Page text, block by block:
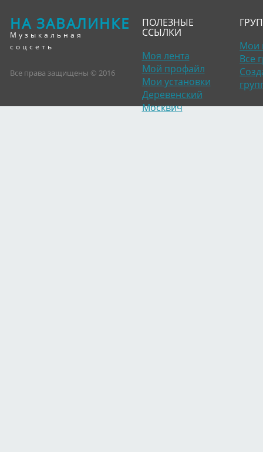
НА ЗАВАЛИНКЕ
Музыкальная
соцсеть
Все права защищены © 2016
ПОЛЕЗНЫЕ
ССЫЛКИ
Моя лента
Мой профайл
Мои установки
Деревенский
Москвич
Мои
Все